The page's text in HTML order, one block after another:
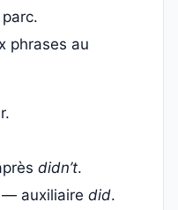
phrases au
didn’t.
— auxiliaire did.